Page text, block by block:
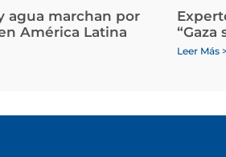
agua marchan por
América Latina
“Gaza
Leer Más